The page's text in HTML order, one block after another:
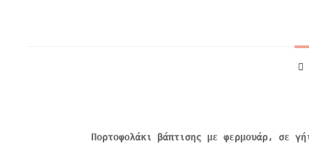
Πορτοφολάκι βάπτισης με φερμουάρ, σε